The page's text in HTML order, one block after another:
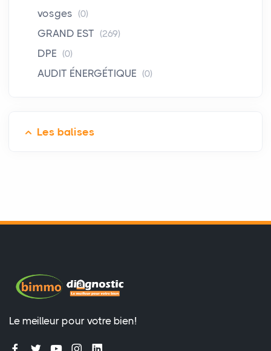
vosges (0)
GRAND EST (269)
DPE (0)
AUDIT ÉNERGÉTIQUE (0)
Les balises
Le meilleur pour votre bien!